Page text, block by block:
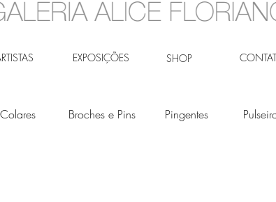
EXPOSIÇÕES SHOP
Colares Broches e Pins Pingentes